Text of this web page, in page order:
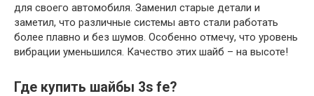
для своего автомобиля. Заменил старые детали и
заметил, что различные системы авто стали работать
более плавно и без шумов. Особенно отмечу, что уровень
вибрации уменьшился. Качество этих шайб – на высоте!
Где купить шайбы 3s fe?